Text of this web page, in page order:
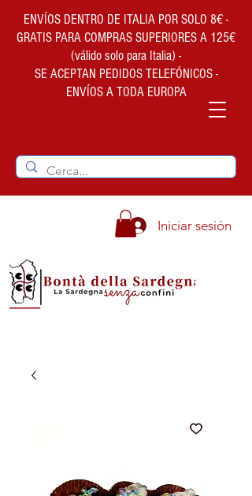
ENVÍOS DENTRO DE ITALIA POR SOLO 8€ -
GRATIS PARA COMPRAS SUPERIORES A 125€
(válido solo para Italia) -
SE ACEPTAN PEDIDOS TELEFÓNICOS -
ENVÍOS A TODA EUROPA
Iniciar sesión